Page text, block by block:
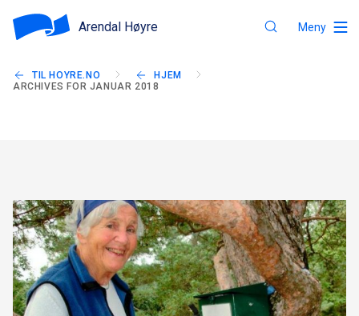
Arendal Høyre Meny
TIL HOYRE.NO
HJEM
ARCHIVES FOR JANUAR 2018